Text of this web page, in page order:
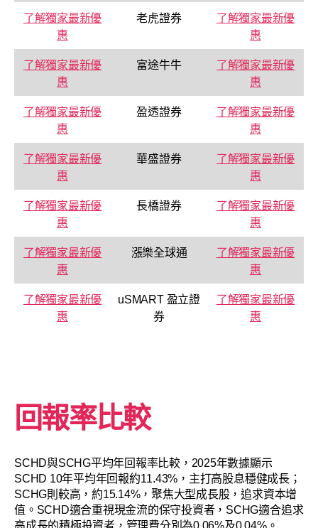
了解獨家最新優
惠
老虎證券
了解獨家最新優
惠
了解獨家最新優
惠
富途牛牛
了解獨家最新優
惠
了解獨家最新優
惠
盈透證券
了解獨家最新優
惠
了解獨家最新優
惠
華盛證券
了解獨家最新優
惠
了解獨家最新優
惠
長橋證券
了解獨家最新優
惠
了解獨家最新優
惠
漲樂全球通
了解獨家最新優
惠
了解獨家最新優
惠
uSMART 盈立證
券
了解獨家最新優
惠
回報率比較
SCHD與SCHG平均年回報率比較，2025年數據顯示
SCHD 10年平均年回報約11.43%，主打高股息穩健成長；
SCHG則較高，約15.14%，聚焦大型成長股，追求資本增
值。SCHD適合重視現金流的保守投資者，SCHG適合追求
高成長的積極投資者，管理費分別為0.06%及0.04%。